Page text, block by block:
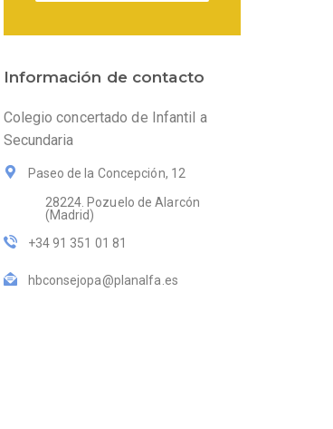
Información de contacto
Colegio concertado de Infantil a
Secundaria
Paseo de la Concepción, 12
28224. Pozuelo de Alarcón
(Madrid)
+34 91 351 01 81
hbconsejopa@planalfa.es